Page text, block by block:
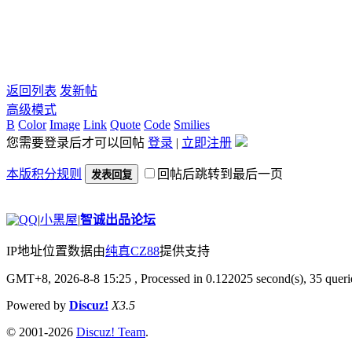
返回列表 发新帖
高级模式
B Color Image Link Quote Code Smilies
您需要登录后才可以回帖 登录 | 立即注册
本版积分规则 发表回复 回帖后跳转到最后一页
|小黑屋|智诚出品论坛
IP地址位置数据由纯真CZ88提供支持
GMT+8, 2026-8-8 15:25 , Processed in 0.122025 second(s), 35
Powered by Discuz! X3.5
© 2001-2026 Discuz! Team.